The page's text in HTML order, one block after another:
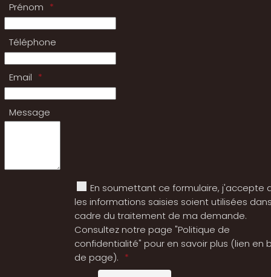
Prénom
Téléphone
Email
Message
En soumettant ce formulaire, j'accepte
les informations saisies soient utilisées
cadre du traitement de ma demande.
Consultez notre page "Politique de
confidentialité" pour en savoir plus (lien en
de page).